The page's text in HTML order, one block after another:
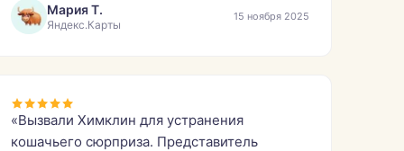
Мария Т.
Яндекс.Карты
15 ноября 2025
«Вызвали Химклин для устранения
кошачьего сюрприза. Представитель